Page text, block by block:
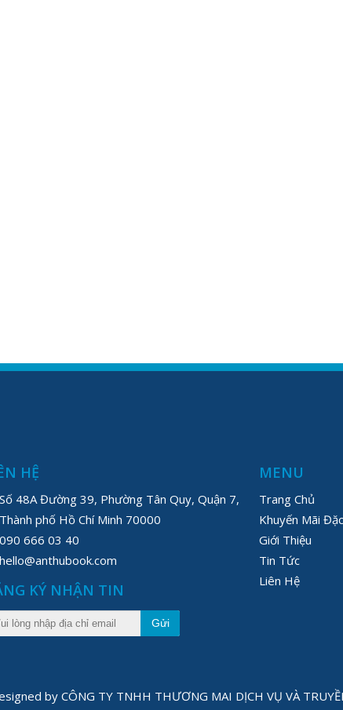
HỆ
Số 48A Đường 39, Phường Tân Quy, Quận 7,
Thành phố Hồ Chí Minh 70000
090 666 03 40
hello@anthubook.com
KÝ NHẬN TIN
Gửi
MENU
Trang Chủ
Khuyến Mãi
Giới Thiệu
Tin Tức
Liên Hệ
by CÔNG TY TNHH THƯƠNG MAI DỊCH VỤ VÀ